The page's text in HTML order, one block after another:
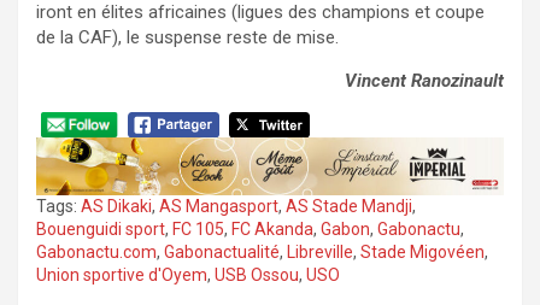
iront en élites africaines (ligues des champions et coupe
de la CAF), le suspense reste de mise.
Vincent Ranozinault
Tags: AS Dikaki, AS Mangasport, AS Stade Mandji,
Bouenguidi sport, FC 105, FC Akanda, Gabon, Gabonactu,
Gabonactu.com, Gabonactualité, Libreville, Stade Migovéen,
Union sportive d'Oyem, USB Ossou, USO